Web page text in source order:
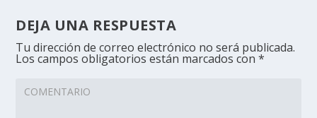
DEJA UNA RESPUESTA
Tu dirección de correo electrónico no será publicada.
Los campos obligatorios están marcados con*